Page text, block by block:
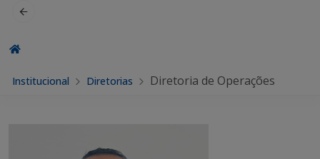
Institucional Diretorias Diretoria de Operações